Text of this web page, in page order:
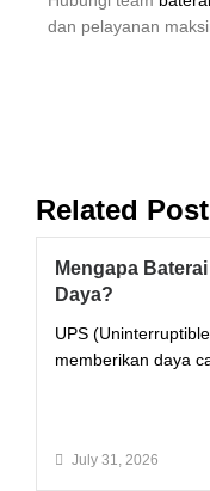
dan pelayanan
Related
Mengapa
Daya?
UPS
memberikan daya
July 31, 2026